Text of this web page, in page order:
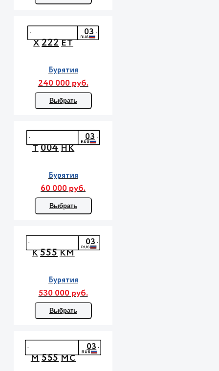
Х222ЕТ
03
Бурятия
240 000 руб.
Выбрать
Т004НК
03
Бурятия
60 000 руб.
Выбрать
К555КМ
03
Бурятия
530 000 руб.
Выбрать
М555МС
03